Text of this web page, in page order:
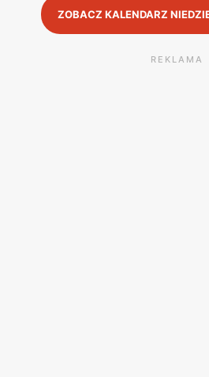
ZOBACZ KALENDARZ
REKLAMA